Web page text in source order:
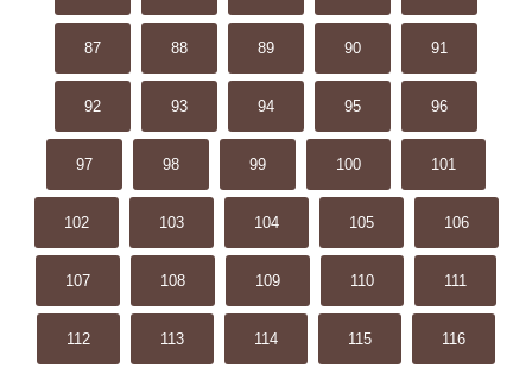
87 88 89 90 91
92 93 94 95 96
97 98 99 100 101
102 103 104 105 106
107 108 109 110 111
112 113 114 115 116